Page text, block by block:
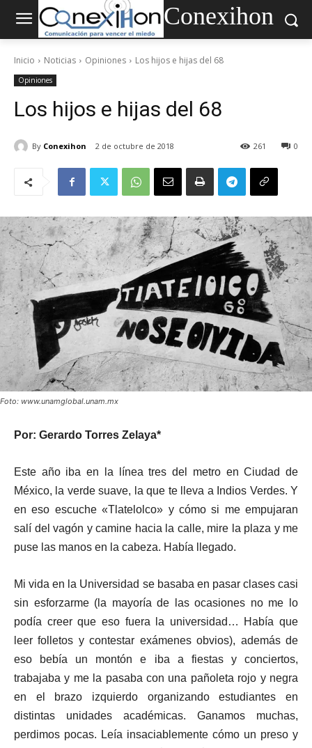
Conexihon
Inicio Noticias Opiniones Los hijos e hijas del 68
Opiniones
Los hijos e hijas del 68
By Conexihon 2 de octubre de 2018 0
261
Foto: www.unamglobal.unam.mx
Por: Gerardo Torres Zelaya*
Este año iba en la línea tres del metro en Ciudad de
México, la verde suave, la que te lleva a Indios Verdes. Y
en eso escuche «Tlatelolco» y cómo si me empujaran
salí del vagón y camine hacia la calle, mire la plaza y me
puse las manos en la cabeza. Había llegado.
Mi vida en la Universidad se basaba en pasar clases casi
sin esforzarme (la mayoría de las ocasiones no me lo
podía creer que eso fuera la universidad… Había que
leer folletos y contestar exámenes obvios), además de
eso bebía un montón e iba a fiestas y conciertos,
trabajaba y me la pasaba con una pañoleta rojo y negra
en el brazo izquierdo organizando estudiantes en
distintas unidades académicas. Ganamos muchas,
perdimos pocas. Leía insaciablemente cómo un preso y